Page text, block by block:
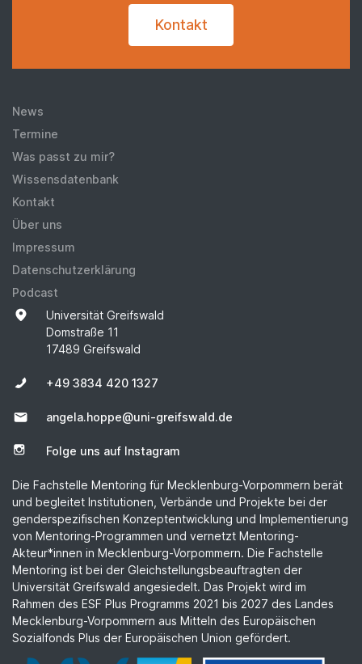
Kontakt
News
Termine
Was passt zu mir?
Wissensdatenbank
Kontakt
Über uns
Impressum
Datenschutzerklärung
Podcast
Universität Greifswald
Domstraße 11
17489 Greifswald
+49 3834 420 1327
angela.hoppe@uni-greifswald.de
Folge uns auf Instagram
Die Fachstelle Mentoring für Mecklenburg-Vorpommern berät
und begleitet Institutionen, Verbände und Projekte bei der
genderspezifischen Konzeptentwicklung und Implementierung
von Mentoring-Programmen und vernetzt Mentoring-
Akteur*innen in Mecklenburg-Vorpommern. Die Fachstelle
Mentoring ist bei der Gleichstellungsbeauftragten der
Universität Greifswald angesiedelt. Das Projekt wird im
Rahmen des ESF Plus Programms 2021 bis 2027 des Landes
Mecklenburg-Vorpommern aus Mitteln des Europäischen
Sozialfonds Plus der Europäischen Union gefördert.